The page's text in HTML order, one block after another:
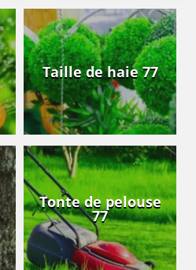
Taille de haie 77
Tonte de pelouse
77